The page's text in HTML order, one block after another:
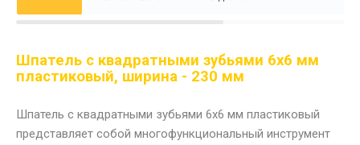
Шпатель с квадратными зубьями 6х6 мм
пластиковый, ширина - 230 мм
Шпатель с квадратными зубьями 6х6 мм пластиковый
представляет собой многофункциональный инструмент